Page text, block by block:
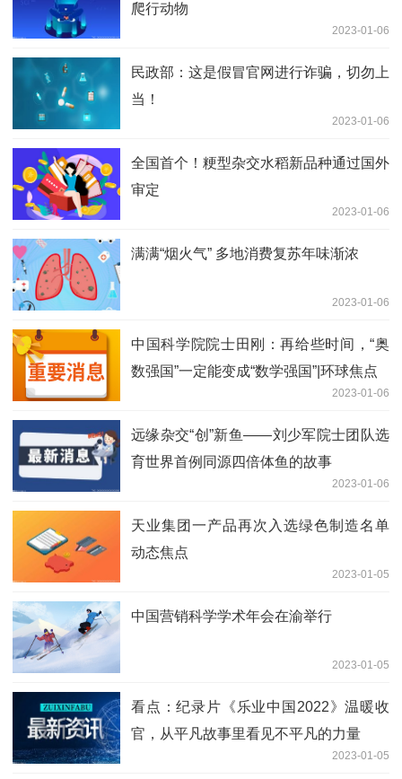
爬行动物
2023-01-06
民政部：这是假冒官网进行诈骗，切勿上
当！
2023-01-06
全国首个！粳型杂交水稻新品种通过国外
审定
2023-01-06
满满“烟火气” 多地消费复苏年味渐浓
2023-01-06
中国科学院院士田刚：再给些时间，“奥
数强国”一定能变成“数学强国”|环球焦点
2023-01-06
远缘杂交“创”新鱼——刘少军院士团队选
育世界首例同源四倍体鱼的故事
2023-01-06
天业集团一产品再次入选绿色制造名单
动态焦点
2023-01-05
中国营销科学学术年会在渝举行
2023-01-05
看点：纪录片《乐业中国2022》温暖收
官，从平凡故事里看见不平凡的力量
2023-01-05